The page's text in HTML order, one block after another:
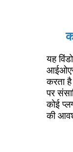
यह
करता
पर
कोई
की